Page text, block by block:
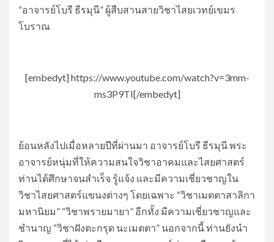
“อาจารย์โบรี ธีรมุนี” ผู้สืบสานสายวิชาไสยเวทย์เขมร
โบราณ
[embedyt] https://www.youtube.com/watch?v=3mm-
ms3P9TI[/embedyt]
ย้อนหลังไปเมื่อหลายปีที่ผ่านมา อาจารย์โบรี ธีรมุนี พระ
อาจารย์หนุ่มที่ให้ความสนใจวิชาอาคมและไสยศาสตร์
ท่านได้ศึกษาจนสำเร็จ รู้แจ้ง และมีความเชี่ยวชาญใน
วิชาไสยศาสตร์แขนงต่างๆ โดยเฉพาะ “วิชาเมตตาสาลิกา
มหานิยม” “วิชาพรายมายา” อีกทั้ง มีความเชี่ยวชาญและ
ชำนาญ “วิชาฝังตะกรุด นะเมตตา” นอกจากนี้ ท่านยังนำ